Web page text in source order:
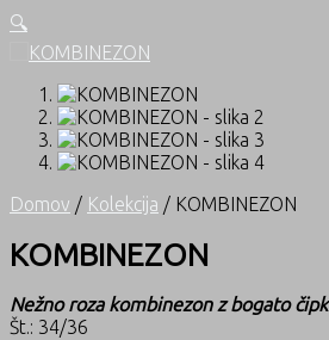
🔍
Domov / Kolekcija / KOMBINEZON
KOMBINEZON
Nežno roza kombinezon z bogato
Št.: 34/36